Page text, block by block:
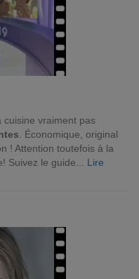
cuisine vraiment pas
. Économique, original
! Attention toutefois à la
Suivez le guide... Lire